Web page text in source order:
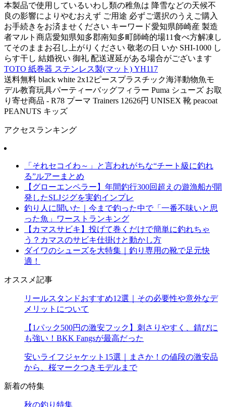
本製品で使用しているいわし類の稚魚は 降雪などの天候不
良の影響によりやむおえず ご用途 必ずご選択のうえご購入
お手続きをお済ませください キーワード愛知県師崎産 製造
者マルト商店愛知県知多郡南知多町師崎的場11食べ方解凍し
てそのままお召し上がりください 敬老の日 いか SHI-1000 し
らす干し 結婚祝い 御礼 配送遅延がある場合がございます
TOTO 紙巻器 ステンレス製(マット) YH117
送料無料 black white 2x12ピースプラスチック海洋動物魚モ
デル教育玩具パーティーバッグフィラー Puma シューズ お取
り寄せ商品 - R78 プーマ Trainers 12626円 UNISEX 靴 peacoat
PEANUTS キッズ
アクセスランキング
「それセコイわ～」と言われがちな“チート級に釣れ
る”ルアーまとめ
【グローエンペラー】年間釣行300回超えの遊漁船が開
発したSLJジグを実釣インプレ
釣り人に聞いた｜今まで釣った中で「一番不味いと思
った魚」ワーストランキング
【カマスサビキ】投げて巻くだけで簡単に釣れちゃ
う？カマスのサビキ仕掛けと動かし方
ダイワのシューズを大特集｜釣り専用の靴で足元快
適！
オススメ記事
リールスタンドおすすめ12選｜その必要性や意外なデ
メリットについて
【1パック500円の激安フック】刺さりやすく、錆びに
も強い！BKK Fangsが最高だった
安いライフジャケット15選｜まさか！の値段の激安品
から、桜マークつきモデルまで
新着の特集
秋の釣り特集